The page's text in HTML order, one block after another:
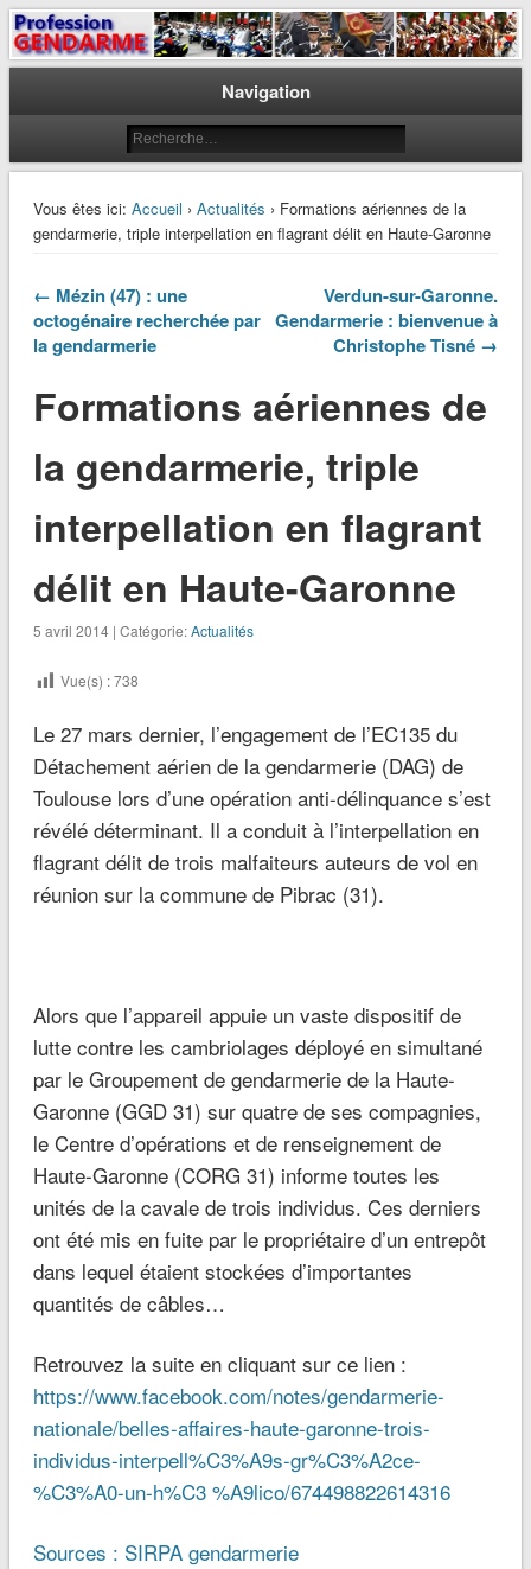
Profession Gendarme
Le journal des gendarmes
Navigation
Vous êtes ici: Accueil › Actualités › Formations aériennes de la
gendarmerie, triple interpellation en flagrant délit en Haute-Garonne
← Mézin (47) : une
octogénaire recherchée par
la gendarmerie
Verdun-sur-Garonne.
Gendarmerie : bienvenue à
Christophe Tisné →
Formations aériennes de
la gendarmerie, triple
interpellation en flagrant
délit en Haute-Garonne
5 avril 2014 | Catégorie:Actualités
Vue(s) :738
Le 27 mars dernier, l’engagement de l’EC135 du
Détachement aérien de la gendarmerie (DAG) de
Toulouse lors d’une opération anti-délinquance s’est
révélé déterminant. Il a conduit à l’interpellation en
flagrant délit de trois malfaiteurs auteurs de vol en
réunion sur la commune de Pibrac (31).
Alors que l’appareil appuie un vaste dispositif de
lutte contre les cambriolages déployé en simultané
par le Groupement de gendarmerie de la Haute-
Garonne (GGD 31) sur quatre de ses compagnies,
le Centre d’opérations et de renseignement de
Haute-Garonne (CORG 31) informe toutes les
unités de la cavale de trois individus. Ces derniers
ont été mis en fuite par le propriétaire d’un entrepôt
dans lequel étaient stockées d’importantes
quantités de câbles…
Retrouvez la suite en cliquant sur ce lien :
https://www.facebook.com/notes/gendarmerie-
nationale/belles-affaires-haute-garonne-trois-
individus-interpell%C3%A9s-gr%C3%A2ce-
%C3%A0-un-h%C3 %A9lico/674498822614316
Sources : SIRPA gendarmerie